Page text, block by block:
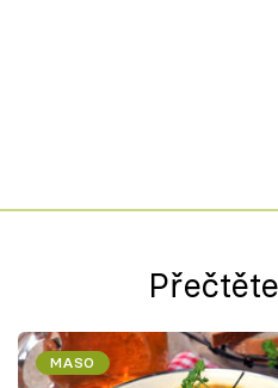
MASO